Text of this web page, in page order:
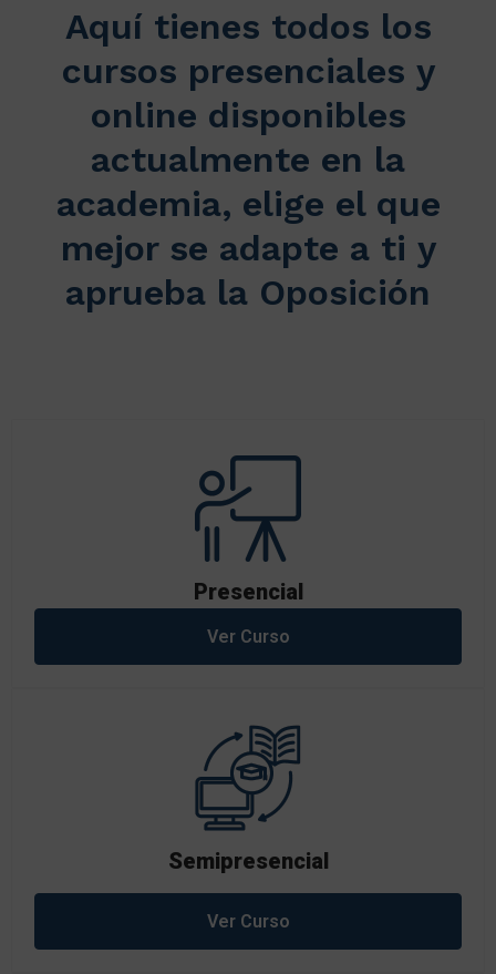
Aquí tienes todos los
cursos presenciales y
online disponibles
actualmente en la
academia, elige el que
mejor se adapte a ti y
aprueba la Oposición
Presencial
Ver Curso
Semipresencial
Ver Curso